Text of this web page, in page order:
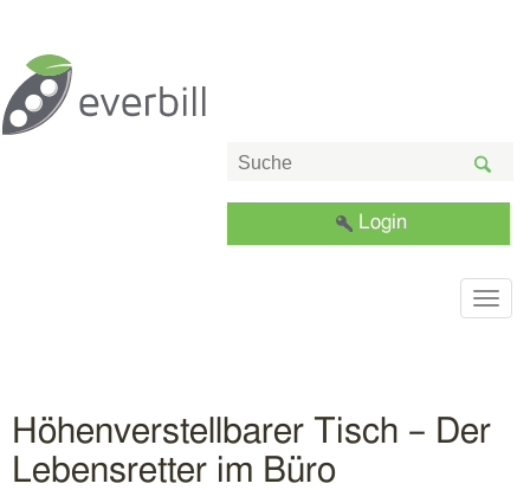
Login
Höhenverstellbarer Tisch – Der
Lebensretter im Büro